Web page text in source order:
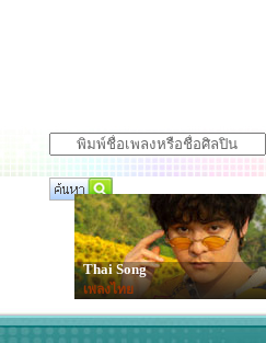
Thai Song
เพลงไทย